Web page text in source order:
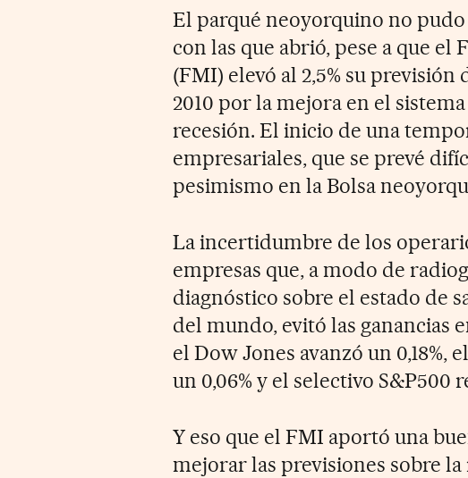
El parqué neoyorquino no
con las que abrió, pese a que
(FMI) elevó al 2,5% su
2010 por la mejora en el
recesión. El inicio de una
empresariales, que se prevé
pesimismo en la Bolsa
La incertidumbre de los
empresas que, a modo de
diagnóstico sobre el estado de
del mundo, evitó las ganancias
el Dow Jones avanzó un 0,18%,
un 0,06% y el selectivo S&P500
Y eso que el FMI aportó una
mejorar las previsiones sobre